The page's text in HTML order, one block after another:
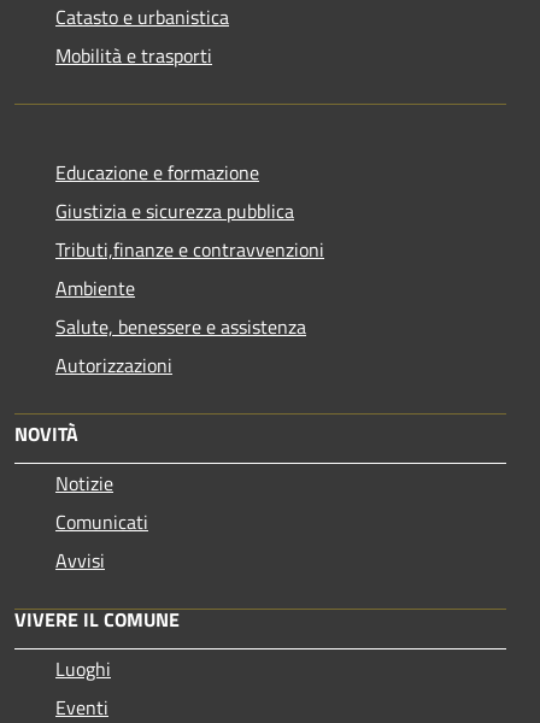
Catasto e urbanistica
Mobilità e trasporti
Educazione e formazione
Giustizia e sicurezza pubblica
Tributi,finanze e contravvenzioni
Ambiente
Salute, benessere e assistenza
Autorizzazioni
NOVITÀ
Notizie
Comunicati
Avvisi
VIVERE IL COMUNE
Luoghi
Eventi